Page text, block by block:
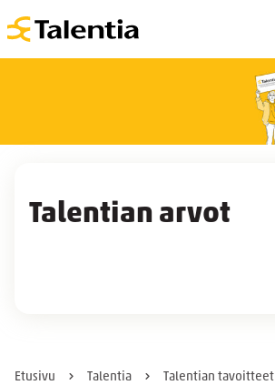
Talentian arvot
Etusivu Talentia
Talentian tavoitteet